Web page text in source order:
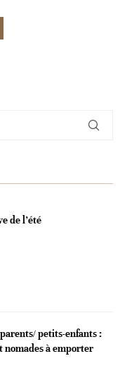
de l’été
petits-enfants :
nomades à emporter